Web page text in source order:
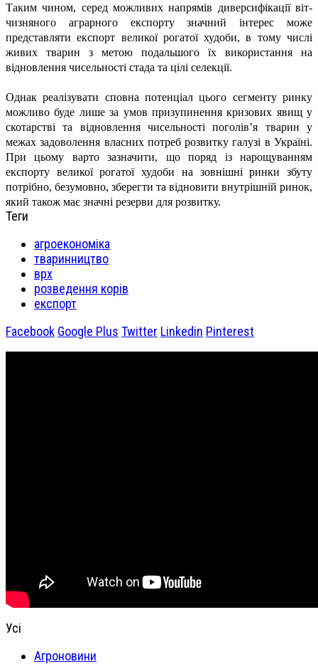
Таким чином, серед можливих напрямів диверсифікації віт­
чизняного аграрного експорту значний інтерес може
представляти експорт великої рогатої худоби, в тому числі
живих тварин з метою подальшого їх використання на
відновлення чисельності стада та цілі селекції.
Однак реалізувати сповна потенціал цього сегменту ринку
можливо буде лише за умов призупинення кризових явищ у
скотарстві та відновлення чисельності поголів’я тварин у
межах задоволення власних потреб розвитку галузі в Україні.
При цьому варто зазначити, що поряд із нарощуванням
експорту великої рогатої худоби на зовнішні ринки збуту
потрібно, безумовно, зберегти та відновити внутрішній ринок,
який також має значні резерви для розвитку.
Теги
агроекономіка
тваринництво
врх
розведення корів
експорт
Facebook Google Plus Twitter Linkedin Pinterest
Усі
Агроновини